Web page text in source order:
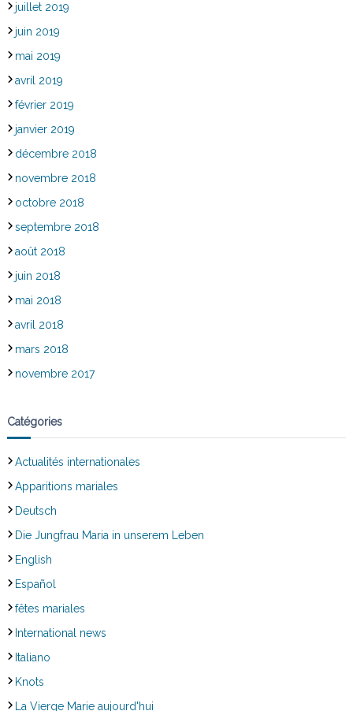
juillet 2019
juin 2019
mai 2019
avril 2019
février 2019
janvier 2019
décembre 2018
novembre 2018
octobre 2018
septembre 2018
août 2018
juin 2018
mai 2018
avril 2018
mars 2018
novembre 2017
Catégories
Actualités internationales
Apparitions mariales
Deutsch
Die Jungfrau Maria in unserem Leben
English
Español
fêtes mariales
International news
Italiano
Knots
La Vierge Marie aujourd'hui